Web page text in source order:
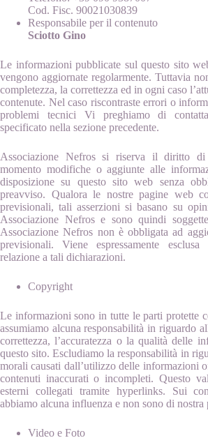
Cod. Fisc. 90021030839
Responsabile per il contenuto
Sciotto Gino
Le informazioni pubblicate sul questo sito
vengono aggiornate regolarmente. Tuttavia
completezza, la correttezza ed in ogni caso
contenute. Nel caso riscontraste errori o
problemi tecnici Vi preghiamo di
specificato nella sezione precedente.
Associazione Nefros si riserva il diritto di
momento modifiche o aggiunte alle
disposizione su questo sito web senza
preavviso. Qualora le nostre pagine web
previsionali, tali asserzioni si basano su
Associazione Nefros e sono quindi
Associazione Nefros non è obbligata ad
previsionali. Viene espressamente
relazione a tali dichiarazioni.
Copyright
Le informazioni sono in tutte le parti protette
assumiamo alcuna responsabilità in riguardo
correttezza, l’accuratezza o la qualità delle
questo sito. Escludiamo la responsabilità in
morali causati dall’utilizzo delle informazioni
contenuti inaccurati o incompleti. Questo
esterni collegati tramite hyperlinks. Sui
abbiamo alcuna influenza e non sono di nostra
Video e Foto